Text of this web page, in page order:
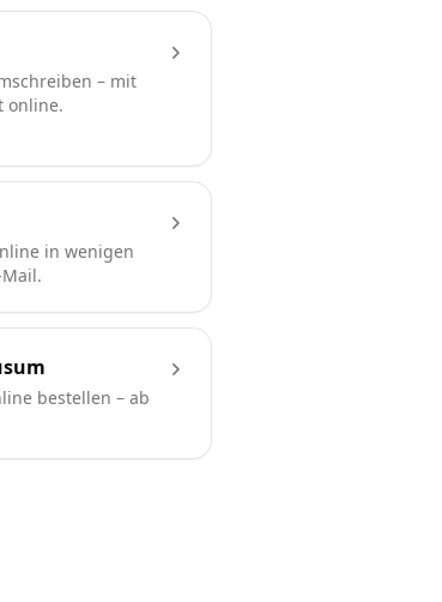
– mit
online.
in wenigen
bestellen – ab